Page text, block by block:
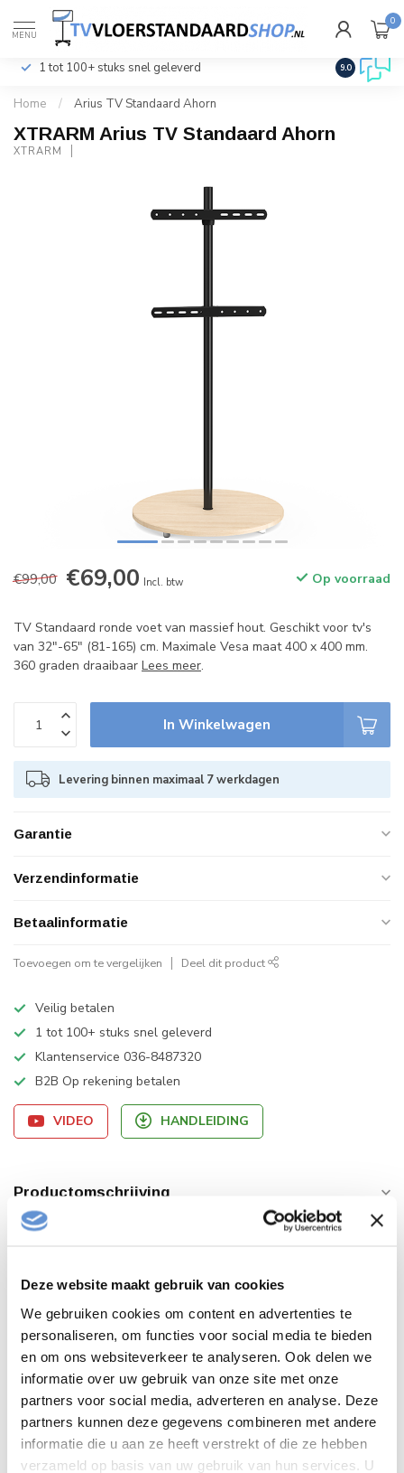
Deze website maakt gebruik van cookies
We gebruiken cookies om content en advertenties te
personaliseren, om functies voor social media te bieden
en om ons websiteverkeer te analyseren. Ook delen we
informatie over uw gebruik van onze site met onze
partners voor social media, adverteren en analyse. Deze
partners kunnen deze gegevens combineren met andere
informatie die u aan ze heeft verstrekt of die ze hebben
verzameld op basis van uw gebruik van hun services. U
MENU
0
Incl. btw
1 tot 100+ stuks snel geleverd 9.0
Home / Arius TV Standaard Ahorn
XTRARM Arius TV Standaard Ahorn
XTRARM
€99,00 €69,00 Incl. btw Op voorraad
TV Standaard ronde voet van massief hout. Geschikt voor tv's
van 32"-65" (81-165) cm. Maximale Vesa maat 400 x 400 mm.
360 graden draaibaar Lees meer.
In Winkelwagen
Levering binnen maximaal 7 werkdagen
Garantie
Verzendinformatie
Betaalinformatie
Toevoegen om te vergelijken Deel dit product
Veilig betalen
1 tot 100+ stuks snel geleverd
Klantenservice 036-8487320
B2B Op rekening betalen
VIDEO HANDLEIDING
Productomschrijving
XTRARM Decoder houder voor
TV standaard FS serie €34,95
XTRARM Extension set VESA
600x400 Black FS series
Op voorraad
€29,95